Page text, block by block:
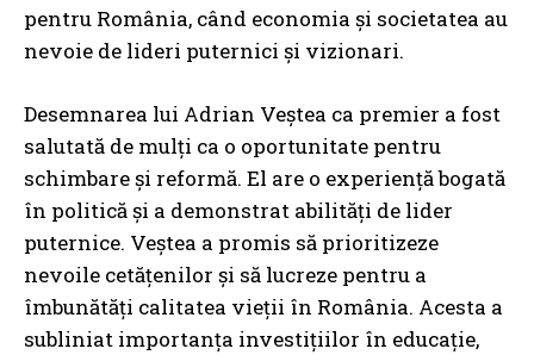
pentru România, când economia și societatea au
nevoie de lideri puternici și vizionari.
Desemnarea lui Adrian Veștea ca premier a fost
salutată de mulți ca o oportunitate pentru
schimbare și reformă. El are o experiență bogată
în politică și a demonstrat abilități de lider
puternice. Veștea a promis să prioritizeze
nevoile cetățenilor și să lucreze pentru a
îmbunătăți calitatea vieții în România. Acesta a
subliniat importanța investițiilor în educație,